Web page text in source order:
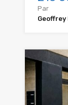
Par
Geoffrey